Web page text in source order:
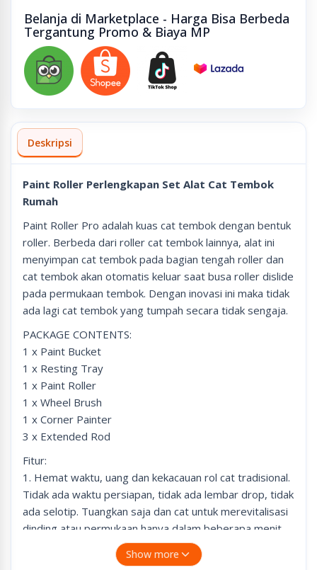
Belanja di Marketplace - Harga Bisa Berbeda
Tergantung Promo & Biaya MP
Deskripsi
Paint Roller Perlengkapan Set Alat Cat Tembok
Rumah
Paint Roller Pro adalah kuas cat tembok dengan bentuk
roller. Berbeda dari roller cat tembok lainnya, alat ini
menyimpan cat tembok pada bagian tengah roller dan
cat tembok akan otomatis keluar saat busa roller dislide
pada permukaan tembok. Dengan inovasi ini maka tidak
ada lagi cat tembok yang tumpah secara tidak sengaja.
PACKAGE CONTENTS:
1 x Paint Bucket
1 x Resting Tray
1 x Paint Roller
1 x Wheel Brush
1 x Corner Painter
3 x Extended Rod
Fitur:
1. Hemat waktu, uang dan kekacauan rol cat tradisional.
Tidak ada waktu persiapan, tidak ada lembar drop, tidak
ada selotip. Tuangkan saja dan cat untuk merevitalisasi
dinding atau permukaan hanya dalam beberapa menit.
2. Buatlah urusan keluarga! Pain Runner Pro sangat
sederhana dan mudah digunakan bahkan anak-anak
Show more